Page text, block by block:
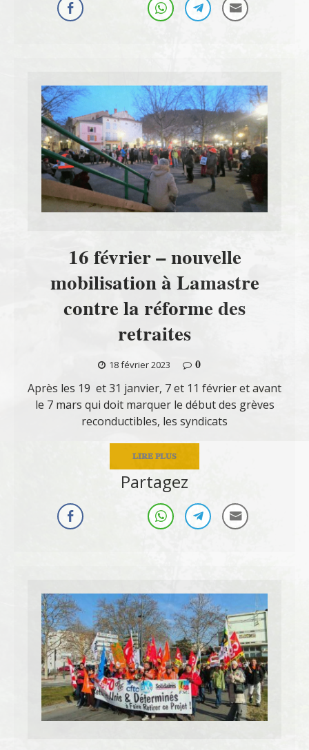
16 février – nouvelle
mobilisation à Lamastre
contre la réforme des
retraites
18 février 2023
0
Après les 19 et 31 janvier, 7 et 11 février et avant
le 7 mars qui doit marquer le début des grèves
reconductibles, les syndicats
LIRE PLUS
Partagez